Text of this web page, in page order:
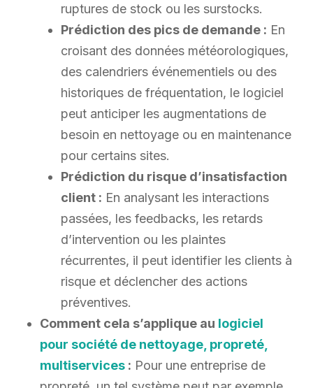
ruptures de stock ou les surstocks.
Prédiction des pics de demande : En
croisant des données météorologiques,
des calendriers événementiels ou des
historiques de fréquentation, le logiciel
peut anticiper les augmentations de
besoin en nettoyage ou en maintenance
pour certains sites.
Prédiction du risque d’insatisfaction
client : En analysant les interactions
passées, les feedbacks, les retards
d’intervention ou les plaintes
récurrentes, il peut identifier les clients à
risque et déclencher des actions
préventives.
Comment cela s’applique au logiciel
pour société de nettoyage, propreté,
multiservices: Pour une entreprise de